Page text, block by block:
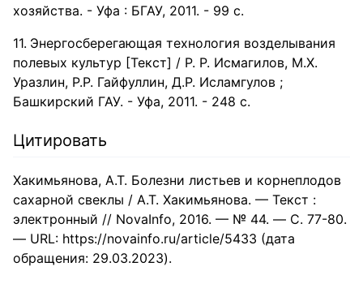
хозяйства. - Уфа : БГАУ, 2011. - 99 с.
Энергосберегающая технология возделывания
полевых культур [Текст] / Р. Р. Исмагилов, М.Х.
Уразлин, Р.Р. Гайфуллин, Д.Р. Исламгулов ;
Башкирский ГАУ. - Уфа, 2011. - 248 с.
Цитировать
Хакимьянова, А.Т. Болезни листьев и корнеплодов
сахарной свеклы / А.Т. Хакимьянова. — Текст :
электронный // NovaInfo, 2016. — № 44. — С. 77-80.
— URL: https://novainfo.ru/article/5433 (дата
обращения: 29.03.2023).